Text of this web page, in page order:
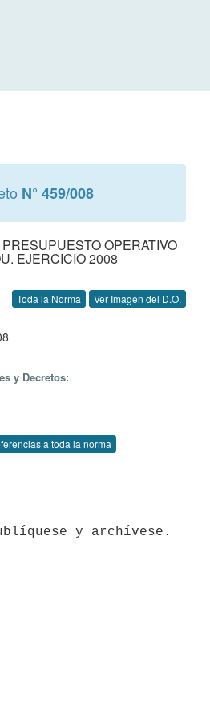
N° 459/008
OPERATIVO
EJERCICIO 2008
Toda la Norma Ver Imagen del D.O.
y Decretos:
a toda la norma